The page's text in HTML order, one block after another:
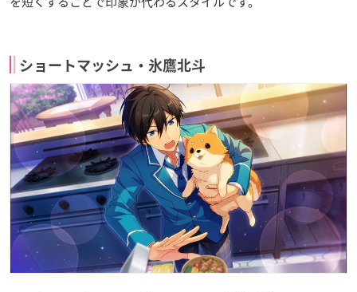
ショートマッシュ・氷鷹北斗